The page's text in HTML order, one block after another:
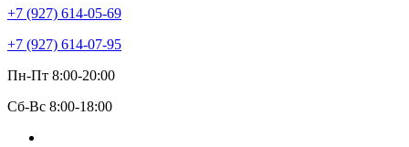
+7 (927) 614-05-69
+7 (927) 614-07-95
Пн-Пт 8:00-20:00
Сб-Вс 8:00-18:00